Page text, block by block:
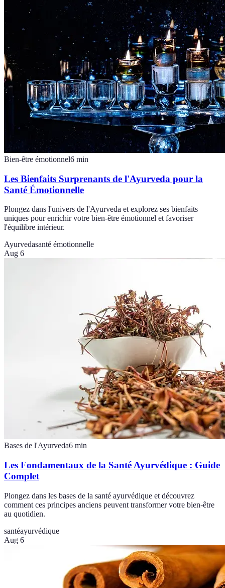
Bien-être émotionnel6 min
Les Bienfaits Surprenants de l'Ayurveda pour la
Santé Émotionnelle
Plongez dans l'univers de l'Ayurveda et explorez ses bienfaits
uniques pour enrichir votre bien-être émotionnel et favoriser
l'équilibre intérieur.
Ayurvedasanté émotionnelle
Aug 6
Bases de l'Ayurveda6 min
Les Fondamentaux de la Santé Ayurvédique : Guide
Complet
Plongez dans les bases de la santé ayurvédique et découvrez
comment ces principes anciens peuvent transformer votre bien-être
au quotidien.
santéayurvédique
Aug 6